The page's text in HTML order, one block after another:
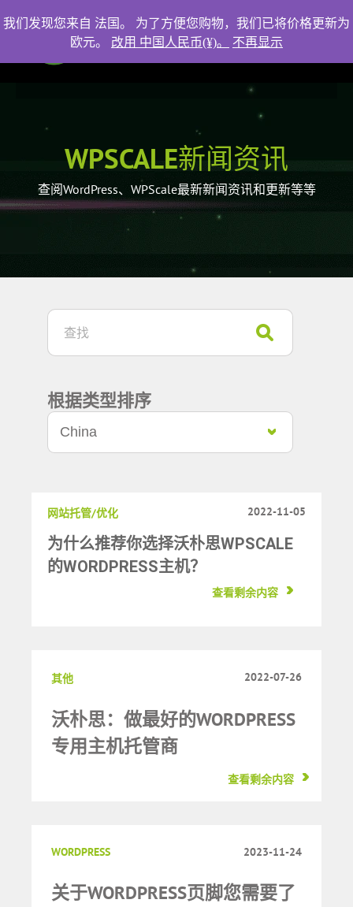
WPSCALE新闻资讯
查阅WordPress、WPScale最新新闻资讯和更新等等
根据类型排序
网站托管/优化 2022-11-05
为什么推荐你选择沃朴思WPSCALE
的WORDPRESS主机？
查看剩余内容
其他 2022-07-26
沃朴思：做最好的WORDPRESS
专用主机托管商
查看剩余内容
WORDPRESS 2023-11-24
关于WORDPRESS页脚您需要了
我们发现您来自 法国。 为了方便您购物，我们已将价格更新为
欧元。 改用 中国人民币(¥)。 不再显示